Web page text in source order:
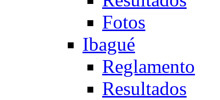
Fotos
Ibagué
Reglamento
Resultados